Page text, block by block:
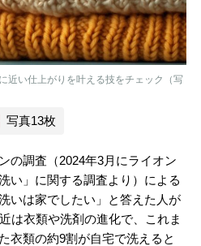
近い仕上がりを叶える技をチェック（写
写真13枚
の調査（2024年3月にライオン
い」に関する調査より）による
いは家でしたい」と答えた人が
は衣類や洗剤の進化で、これま
衣類の約9割が自宅で洗えると